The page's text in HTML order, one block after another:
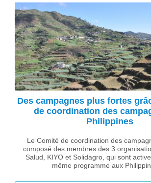
Des campagnes plus fortes
de coordination des
Philippines
Le Comité de coordination des
composé des membres des 3
Salud, KIYO et Solidagro, qui sont
même programme aux